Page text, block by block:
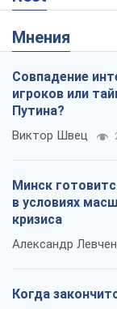
Мнения
Совпадение
игроков или
Путина?
Виктор Швец
Минск
в условиях
кризиса
Александр
Когда